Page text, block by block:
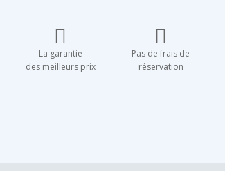
La garantie
des meilleurs prix
Pas de frais de
réservation